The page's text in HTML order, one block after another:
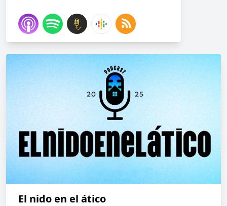
El nido en el ático